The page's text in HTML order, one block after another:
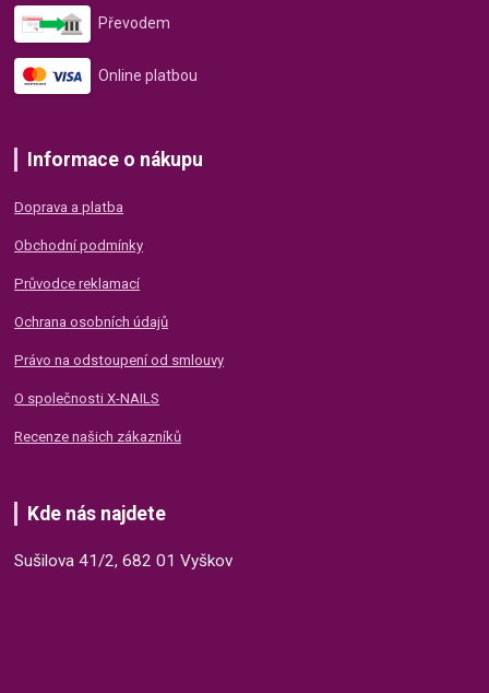
Převodem
Online platbou
Informace o nákupu
Doprava a platba
Obchodní podmínky
Průvodce reklamací
Ochrana osobních údajů
Právo na odstoupení od smlouvy
O společnosti X-NAILS
Recenze našich zákazníků
Kde nás najdete
Sušilova 41/2, 682 01 Vyškov